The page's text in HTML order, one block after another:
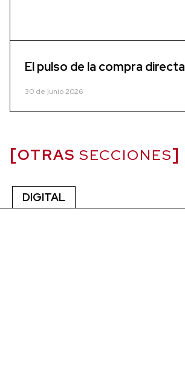
El pulso de la compra directa
30 de junio 2026
OTRAS SECCIONES
DIGITAL